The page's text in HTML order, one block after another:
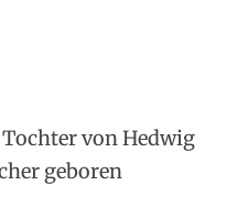
Tochter von Hedwig
geboren